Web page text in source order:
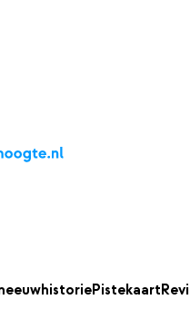
Kaarten
Pistekaart